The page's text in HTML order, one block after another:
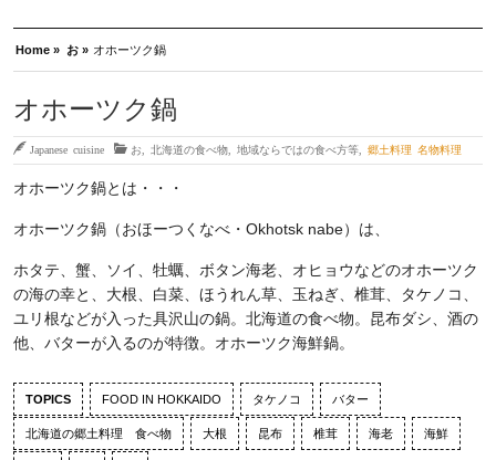
Home » お » オホーツク鍋
オホーツク鍋
Japanese cuisine お 北海道の食べ物 地域ならではの食べ方等 郷土料理 名物料理
オホーツク鍋とは・・・
オホーツク鍋（おほーつくなべ・Okhotsk nabe）は、
ホタテ、蟹、ソイ、牡蠣、ボタン海老、オヒョウなどのオホーツク
の海の幸と、大根、白菜、ほうれん草、玉ねぎ、椎茸、タケノコ、
ユリ根などが入った具沢山の鍋。北海道の食べ物。昆布ダシ、酒の
他、バターが入るのが特徴。オホーツク海鮮鍋。
TOPICS FOOD IN HOKKAIDO タケノコ バター
北海道の郷土料理 食べ物 大根 昆布 椎茸 海老 海鮮